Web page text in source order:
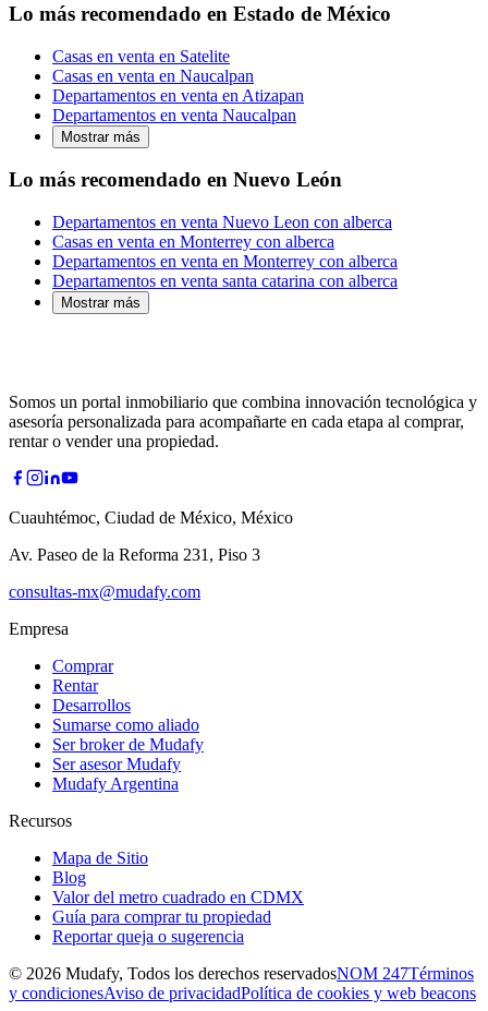
Lo más recomendado en Estado de México
Casas en venta en Satelite
Casas en venta en Naucalpan
Departamentos en venta en Atizapan
Departamentos en venta Naucalpan
Mostrar más
Lo más recomendado en Nuevo León
Departamentos en venta Nuevo Leon con alberca
Casas en venta en Monterrey con alberca
Departamentos en venta en Monterrey con alberca
Departamentos en venta santa catarina con alberca
Mostrar más
Somos un portal inmobiliario que combina innovación tecnológica y
asesoría personalizada para acompañarte en cada etapa al comprar,
rentar o vender una propiedad.
Cuauhtémoc, Ciudad de México, México
Av. Paseo de la Reforma 231, Piso 3
consultas-mx@mudafy.com
Empresa
Comprar
Rentar
Desarrollos
Sumarse como aliado
Ser broker de Mudafy
Ser asesor Mudafy
Mudafy Argentina
Recursos
Mapa de Sitio
Blog
Valor del metro cuadrado en CDMX
Guía para comprar tu propiedad
Reportar queja o sugerencia
© 2026 Mudafy, Todos los derechos reservadosNOM 247Términos
y condicionesAviso de privacidadPolítica de cookies y web beacons